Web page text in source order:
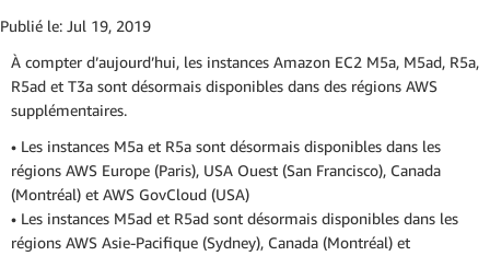
Publié le: Jul 19, 2019
À compter d’aujourd’hui, les instances Amazon EC2 M5a, M5ad, R5a,
R5ad et T3a sont désormais disponibles dans des régions AWS
supplémentaires.
• Les instances M5a et R5a sont désormais disponibles dans les
régions AWS Europe (Paris), USA Ouest (San Francisco), Canada
(Montréal) et AWS GovCloud (USA)
• Les instances M5ad et R5ad sont désormais disponibles dans les
régions AWS Asie-Pacifique (Sydney), Canada (Montréal) et